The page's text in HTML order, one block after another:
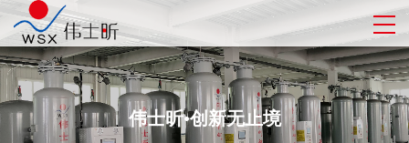
伟士昕•创新无止境